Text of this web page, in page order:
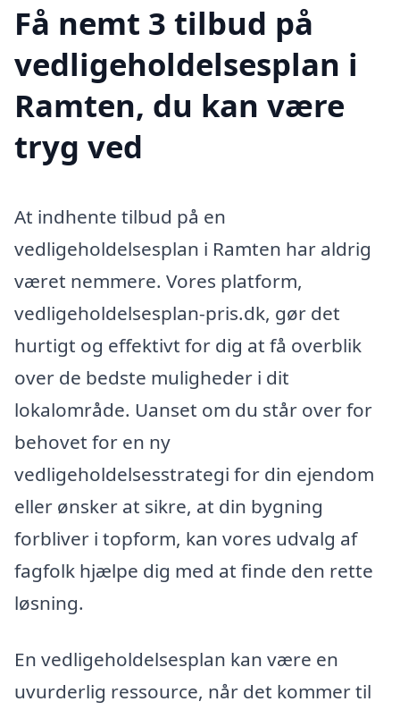
Få nemt 3 tilbud på
vedligeholdelsesplan i
Ramten, du kan være
tryg ved
At indhente tilbud på en
vedligeholdelsesplan i Ramten har aldrig
været nemmere. Vores platform,
vedligeholdelsesplan-pris.dk, gør det
hurtigt og effektivt for dig at få overblik
over de bedste muligheder i dit
lokalområde. Uanset om du står over for
behovet for en ny
vedligeholdelsesstrategi for din ejendom
eller ønsker at sikre, at din bygning
forbliver i topform, kan vores udvalg af
fagfolk hjælpe dig med at finde den rette
løsning.
En vedligeholdelsesplan kan være en
uvurderlig ressource, når det kommer til